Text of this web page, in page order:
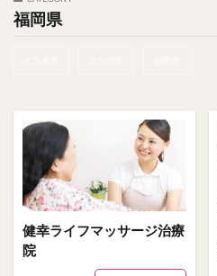
福岡県
健幸ライフマッサージ治療
院